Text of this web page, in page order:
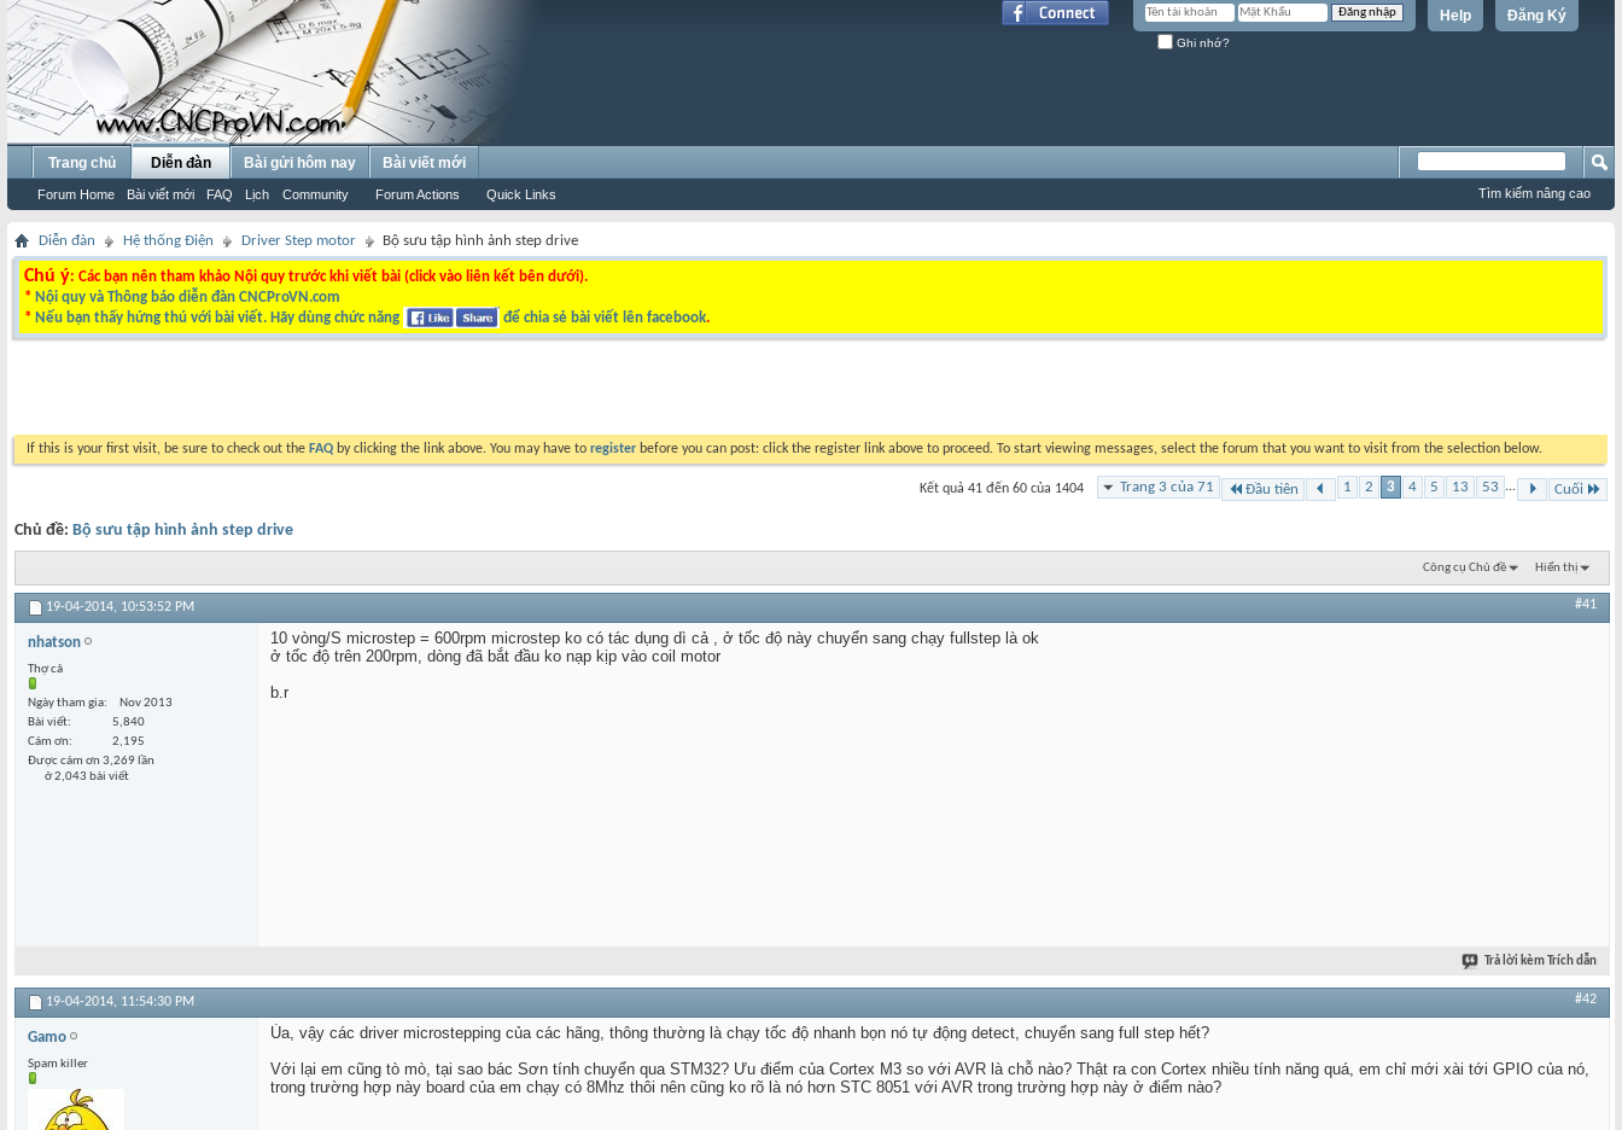
Đăng Ký
Help
Ghi nhớ?
Trang chủ Diễn đàn
Forum Home Bài viết mới FAQ Lịch Community Forum Actions Quick Links
Bài gửi hôm nay Bài viết mới
Tìm kiếm nâng cao
Diễn đàn Hệ thống Điện Driver Step motor Bộ sưu tập hình ảnh step drive
Chú ý: Các bạn nên tham khảo Nội quy trước khi viết bài (click vào liên kết bên dưới).
* Nội quy và Thông báo diễn đàn CNCProVN.com
* Nếu bạn thấy hứng thú với bài viết. Hãy dùng chức năng để chia sẻ bài viết lên facebook.
If this is your first visit, be sure to check out the FAQ by clicking the link above. You may have to register before you can post: click the register link above to proceed. To start viewing messages, select the forum that you want to visit from the selection below.
Trang 3 của 71 Đầu tiên 1 2 3 4 5 13 53 ... Cuối
Kết quả 41 đến 60 của 1404
Chủ đề: Bộ sưu tập hình ảnh step drive
Công cụ Chủ đề Hiển thị
19-04-2014, 10:53:52 PM #41
nhatson
Thợ cả
Ngày tham gia
Nov 2013
Bài viết
5,840
Cám ơn
2,195
Được cám ơn 3,269 lần
ở 2,043 bài viết
10 vòng/S microstep = 600rpm microstep ko có tác dụng dì cả , ở tốc độ này chuyển sang chạy fullstep là ok
ở tốc độ trên 200rpm, dòng đã bắt đầu ko nạp kịp vào coil motor
b.r
Trả lời kèm Trích dẫn
19-04-2014, 11:54:30 PM #42
Gamo
Spam killer
Ủa, vậy các driver microstepping của các hãng, thông thường là chạy tốc độ nhanh bọn nó tự động detect, chuyển sang full step hết?
Với lại em cũng tò mò, tại sao bác Sơn tính chuyển qua STM32? Ưu điểm của Cortex M3 so với AVR là chỗ nào? Thật ra con Cortex nhiều tính năng quá, em chỉ mới xài tới GPIO của nó,
trong trường hợp này board của em chạy có 8Mhz thôi nên cũng ko rõ là nó hơn STC 8051 với AVR trong trường hợp này ở điểm nào?